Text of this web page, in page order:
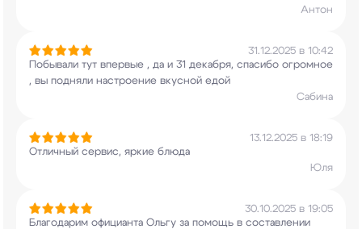
Антон
31.12.2025 в 10:42
Побывали тут впервые , да и 31 декабря, спасибо огромное
, вы подняли настроение вкусной едой
Сабина
13.12.2025 в 18:19
Отличный сервис, яркие блюда
Юля
30.10.2025 в 19:05
Благодарим официанта Ольгу за помощь в составлении